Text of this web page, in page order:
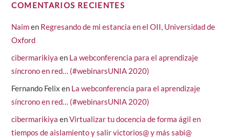
COMENTARIOS RECIENTES
Naimen Regresando de mi estancia en el OII, Universidad de
Oxford
cibermarikiya en La webconferencia para el aprendizaje
síncrono en red… (#webinarsUNIA 2020)
Fernando Felix en La webconferencia para el aprendizaje
síncrono en red… (#webinarsUNIA 2020)
cibermarikiya enVirtualizar tu docencia de forma ágil en
tiempos de aislamiento y salir victorios@ y más sabi@